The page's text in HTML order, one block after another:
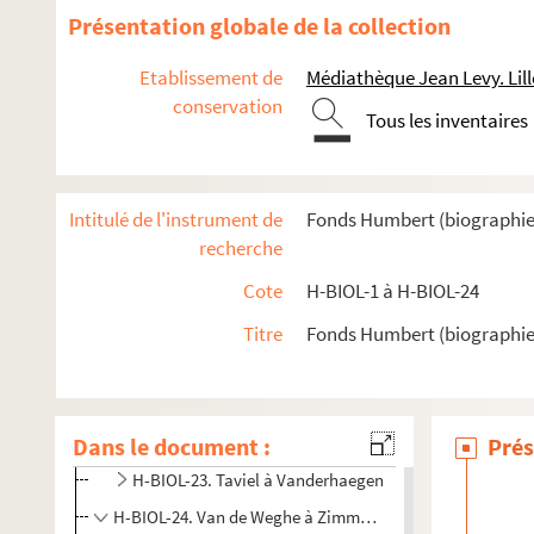
Présentation globale de la collection
Etablissement de
conservation
Médiathèque Jean Levy.
Tous les inventaires
Intitulé de l'instrument de
recherche
Fonds Humbert
Cote
H-BIOL-1 à H-BIOL-24
Titre
Fonds Humbert
Dans le document :
H-BIOL-11. Dujardin à Faid'herbe
H-BIOL-12. Fabre à Georges
H-BIOL-13. Ghesquiere à Hallette
H-BIOL-14. Hedde à Kerteux
H-BIOL-16. Le Fel à Lequenne
H-BIOL-17. Lequeux à Marie Grosse-Tête
H-BIOL-18. Marie Jérôme à Montury
H-BIOL-19. Montgivet à Paris de l'Epinard
H-BIOL-21. Quartelette à Salembier
H-BIOL-22. Sacqueleu à Sylvius
H-BIOL-23. Taviel à Vanderhaegen
H-BIOL-24. Van de Weghe à Zimmerman